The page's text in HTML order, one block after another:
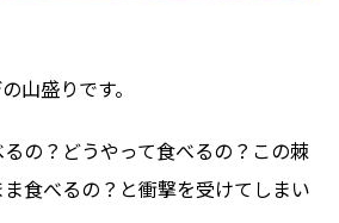
山盛りです。
の？どうやって食べるの？この棘
食べるの？と衝撃を受けてしまい